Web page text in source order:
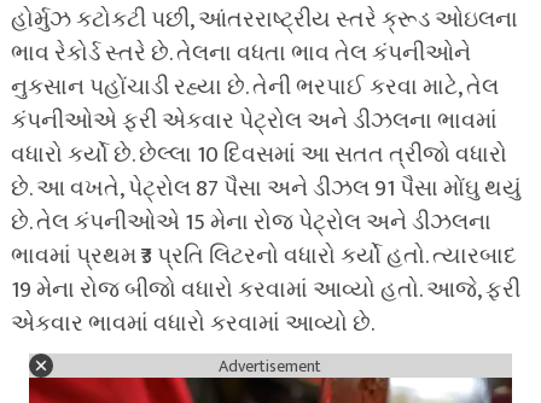
હોર્મુઝ કટોકટી પછી, આંતરરાષ્ટ્રીય સ્તરે ક્રૂડ ઓઇલના
ભાવ રેકોર્ડ સ્તરે છે. તેલના વધતા ભાવ તેલ કંપનીઓને
નુકસાન પહોંચાડી રહ્યા છે. તેની ભરપાઈ કરવા માટે, તેલ
કંપનીઓએ ફરી એકવાર પેટ્રોલ અને ડીઝલના ભાવમાં
વધારો કર્યો છે. છેલ્લા 10 દિવસમાં આ સતત ત્રીજો વધારો
છે. આ વખતે, પેટ્રોલ 87 પૈસા અને ડીઝલ 91 પૈસા મોંઘુ થયું
છે. તેલ કંપનીઓએ 15 મેના રોજ પેટ્રોલ અને ડીઝલના
ભાવમાં પ્રથમ ₹3 પ્રતિ લિટરનો વધારો કર્યો હતો. ત્યારબાદ
19 મેના રોજ બીજો વધારો કરવામાં આવ્યો હતો. આજે, ફરી
એકવાર ભાવમાં વધારો કરવામાં આવ્યો છે.
Advertisement